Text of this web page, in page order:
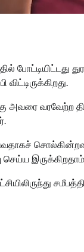
போட்டியிட்டது
அவரை வரவேற்ற
செய்ய